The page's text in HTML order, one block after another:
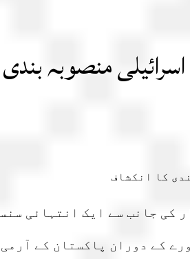
منصوبہ
کی جانب سے ایک انتہائی
کے دوران پاکستان کے